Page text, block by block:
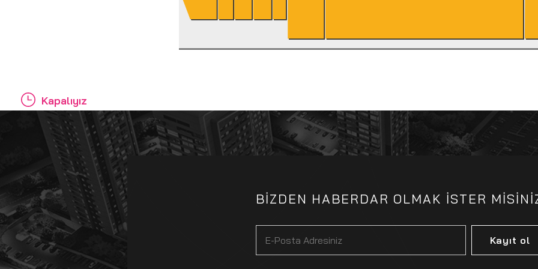
Kapalıyız
BİZDEN HABERDAR OLMAK İSTER
Kayıt ol